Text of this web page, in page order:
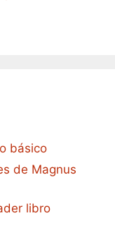
básico
de Magnus
libro